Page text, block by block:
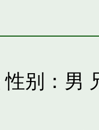
性别：男